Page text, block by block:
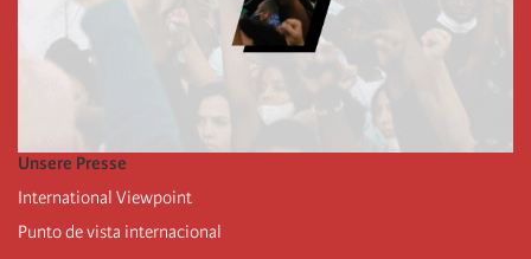
Unsere Presse
International Viewpoint
Punto de vista internacional